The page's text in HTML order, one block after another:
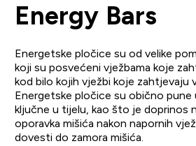
Energy Bars
Energetske pločice su od velike
koji su posvećeni vježbama koje
kod bilo kojih vježbi koje zahtjevaju
Energetske pločice su obično pune
ključne u tijelu, kao što je doprinos
oporavka mišića nakon napornih
dovesti do zamora mišića.